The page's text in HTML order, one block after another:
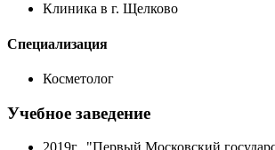
Клиника в г. Щелково
Специализация
Косметолог
Учебное заведение